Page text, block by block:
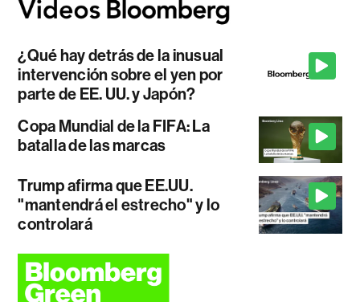
¿Qué hay detrás de la inusual
intervención sobre el yen por
parte de EE. UU. y Japón?
Copa Mundial de la FIFA: La
batalla de las marcas
Trump afirma que EE.UU.
"mantendrá el estrecho" y lo
controlará